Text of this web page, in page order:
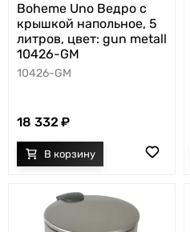
Boheme Uno Ведро с
крышкой напольное, 5
литров, цвет: gun metall
10426-GM
10426-GM
18 332